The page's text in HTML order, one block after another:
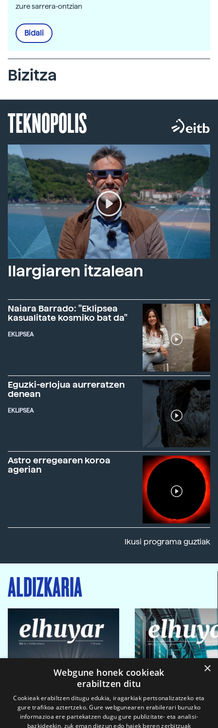
zure sarrera-ontzian
Bidali
Bizitza
TEKNOPOLIS
Ilargiaren itzalean
Naiara Barrado: "Eklipsea
kasualitate kosmiko bat da"
EKLIPSEA
Eguzki-erlojua aurreratzen
denean
EKLIPSEA
Astro erregearen koroa
agerian
Ikusi programa guztiak
ALDIZKARIA
×
Webgune honek cookieak
erabiltzen ditu
Cookieak erabiltzen ditugu edukia, iragarkiak pertsonalizatzeko eta
gure trafikoa aztertzeko. Gure webgunearen erabilerari buruzko
informazioa ere partekatzen dugu gure publizitate- eta analisi-
bazkideekin, zuk eman diezun edo haiek beren zerbitzuak